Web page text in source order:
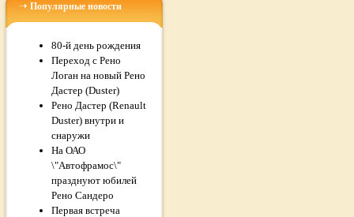
Популярные новости
80-й день рождения
Переход с Рено
Логан на новый Рено
Дастер (Duster)
Рено Дастер (Renault
Duster) внутри и
снаружи
На ОАО
\"Автофрамос\"
празднуют юбилей
Рено Сандеро
Первая встреча